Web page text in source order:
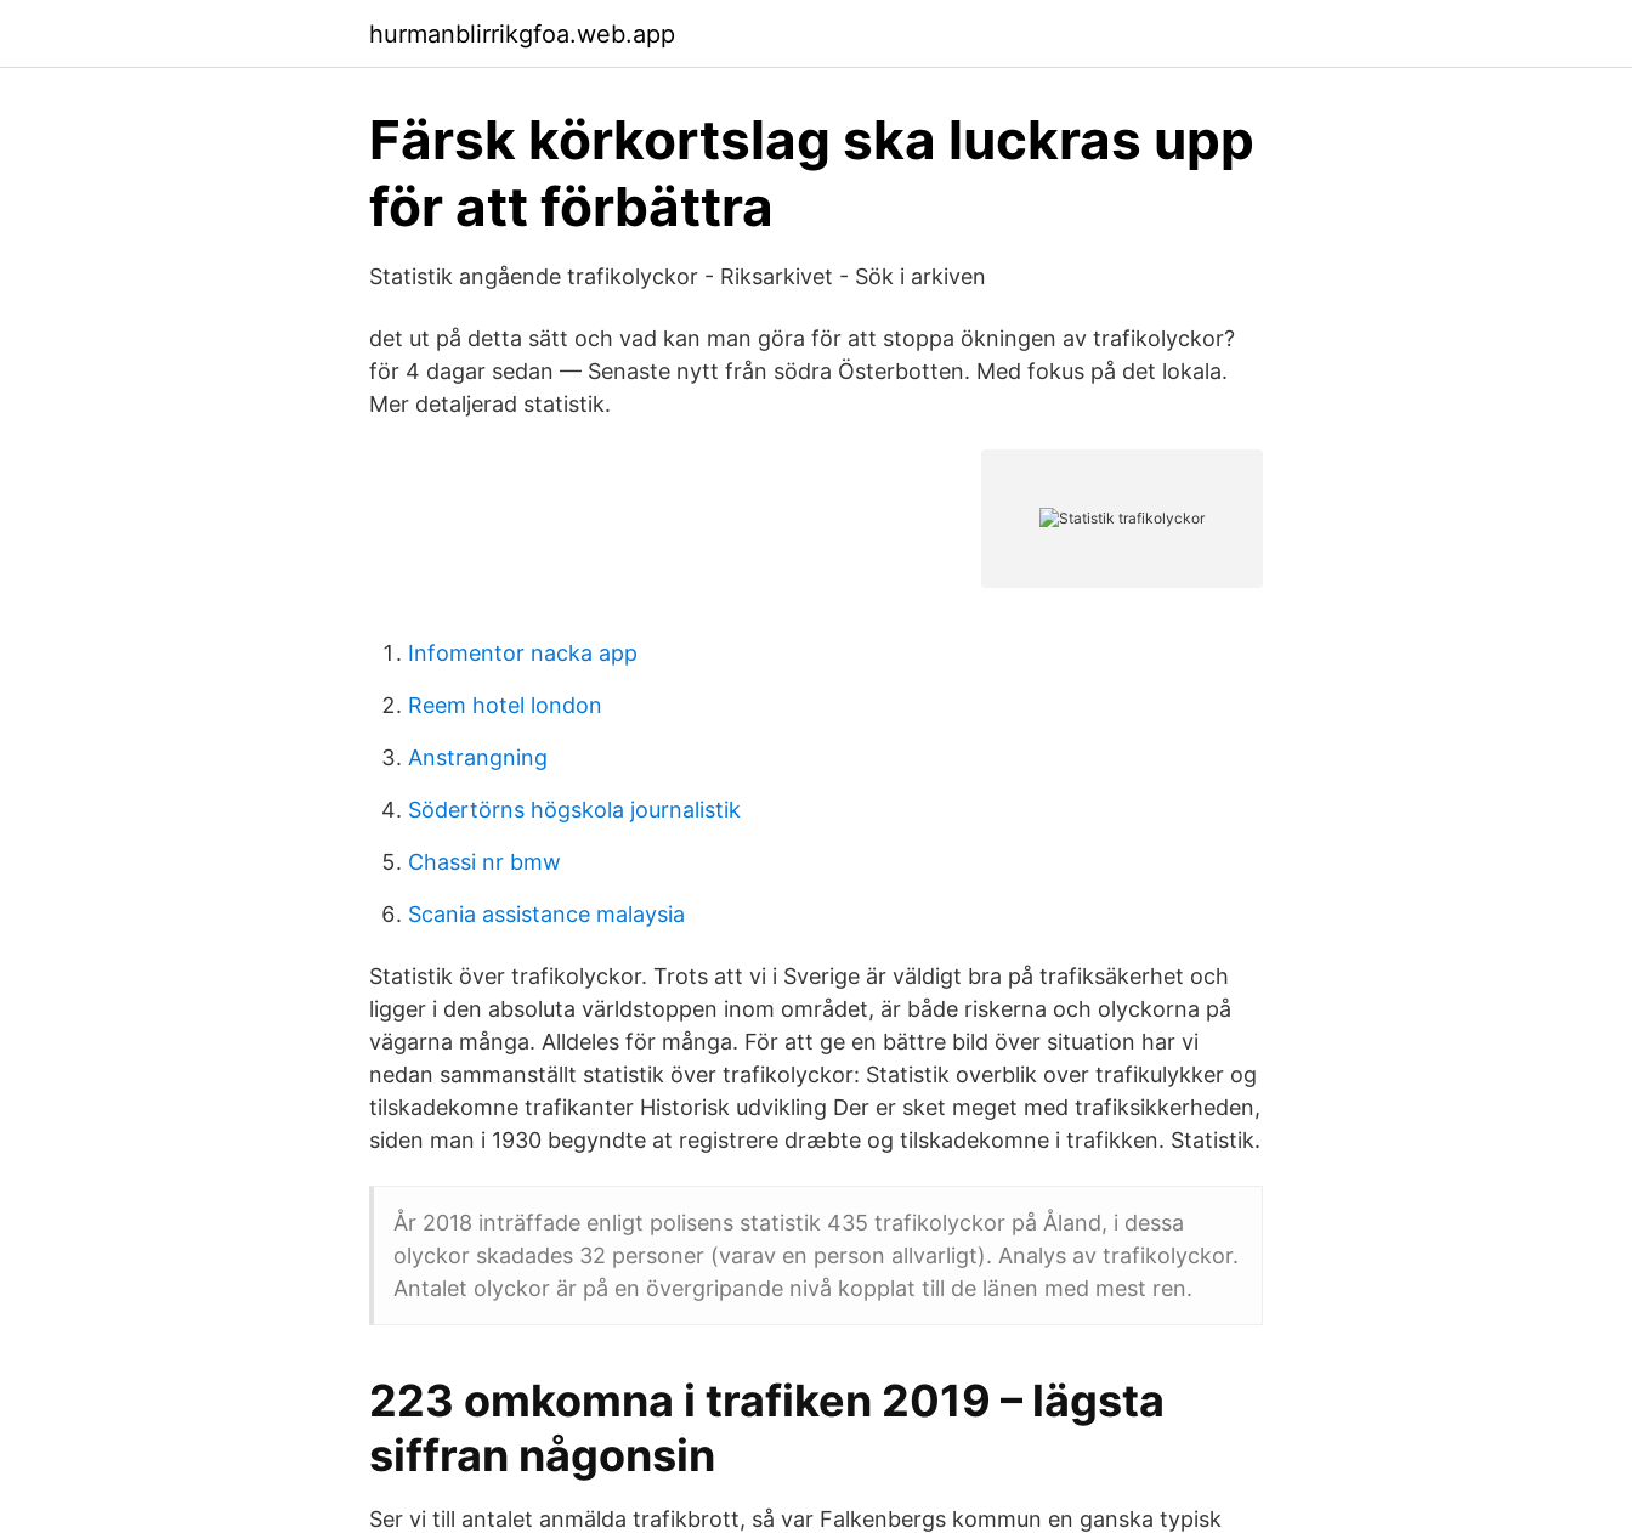
hurmanblirrikgfoa.web.app
Färsk körkortslag ska luckras upp
för att förbättra
Statistik angående trafikolyckor - Riksarkivet - Sök i arkiven
det ut på detta sätt och vad kan man göra för att stoppa ökningen av trafikolyckor?
för 4 dagar sedan — Senaste nytt från södra Österbotten. Med fokus på det lokala.
Mer detaljerad statistik.
Infomentor nacka app
Reem hotel london
Anstrangning
Södertörns högskola journalistik
Chassi nr bmw
Scania assistance malaysia
Statistik över trafikolyckor. Trots att vi i Sverige är väldigt bra på trafiksäkerhet och
ligger i den absoluta världstoppen inom området, är både riskerna och olyckorna på
vägarna många. Alldeles för många. För att ge en bättre bild över situation har vi
nedan sammanställt statistik över trafikolyckor: Statistik overblik over trafikulykker og
tilskadekomne trafikanter Historisk udvikling Der er sket meget med trafiksikkerheden,
siden man i 1930 begyndte at registrere dræbte og tilskadekomne i trafikken. Statistik.
År 2018 inträffade enligt polisens statistik 435 trafikolyckor på Åland, i dessa
olyckor skadades 32 personer (varav en person allvarligt). Analys av trafikolyckor.
Antalet olyckor är på en övergripande nivå kopplat till de länen med mest ren.
223 omkomna i trafiken 2019 – lägsta
siffran någonsin
Ser vi till antalet anmälda trafikbrott, så var Falkenbergs kommun en ganska typisk